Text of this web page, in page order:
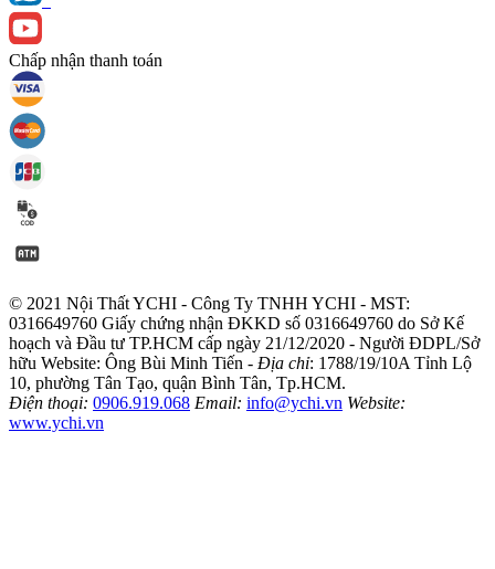
Chấp nhận thanh toán
© 2021 Nội Thất YCHI - Công Ty TNHH YCHI - MST:
0316649760 Giấy chứng nhận ĐKKD số 0316649760 do Sở Kế
hoạch và Đầu tư TP.HCM cấp ngày 21/12/2020 - Người ĐDPL/Sở
hữu Website: Ông Bùi Minh Tiến - Địa chỉ: 1788/19/10A Tỉnh Lộ
10, phường Tân Tạo, quận Bình Tân, Tp.HCM.
Điện thoại: 0906.919.068 Email: info@ychi.vn Website:
www.ychi.vn